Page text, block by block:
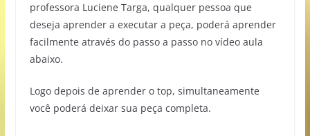
professora Luciene Targa, qualquer pessoa que
deseja aprender a executar a peça, poderá aprender
facilmente através do passo a passo no vídeo aula
abaixo.
Logo depois de aprender o top, simultaneamente
você poderá deixar sua peça completa.